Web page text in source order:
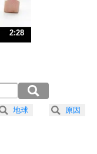
。
しさで表現する。
2:28
地球 原因